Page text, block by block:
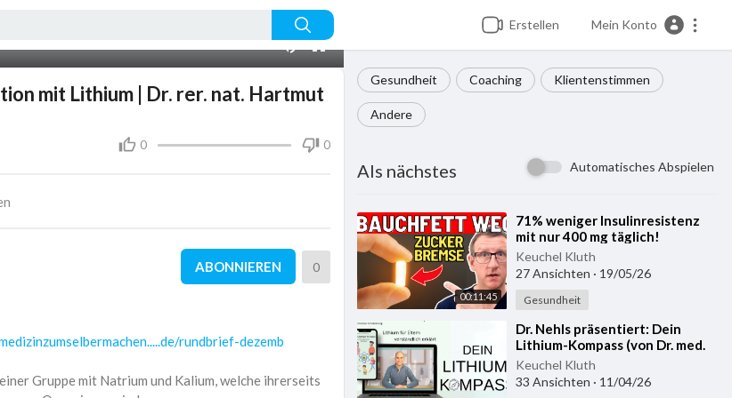
Erstellen Mein Konto
Gesundheit Coaching Klientenstimmen
Andere
Als nächstes Automatisches Abspielen
00:11:45
⁣71% weniger Insulinresistenz
mit nur 400 mg täglich!
Keuchel Kluth
27 Ansichten · 19/05/26
Gesundheit
⁣Dr. Nehls präsentiert: Dein
Lithium-Kompass (von Dr. med.
Christian Schellenberg)
Keuchel Kluth
33 Ansichten · 11/04/26
mit Lithium | Dr. rer. nat. Hartmut
0 0
ABONNIEREN 0
rundbrief-dezemb
Gruppe mit Natrium und Kalium, welche ihrerseits